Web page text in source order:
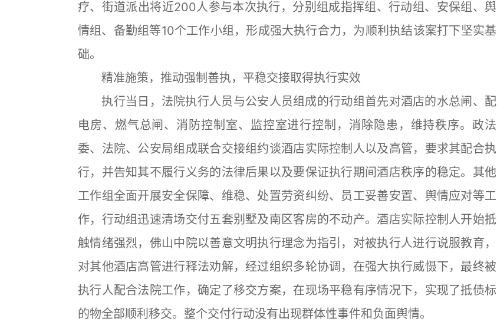
疗、街道派出将近200人参与本次执行，分别组成指挥组、行动组、安保组、舆
情组、备勤组等10个工作小组，形成强大执行合力，为顺利执结该案打下坚实基
础。
精准施策，推动强制善执，平稳交接取得执行实效
执行当日，法院执行人员与公安人员组成的行动组首先对酒店的水总闸、配
电房、燃气总闸、消防控制室、监控室进行控制，消除隐患，维持秩序。政法
委、法院、公安局组成联合交接组约谈酒店实际控制人以及高管，要求其配合执
行，并告知其不履行义务的法律后果以及要保证执行期间酒店秩序的稳定。其他
工作组全面开展安全保障、维稳、处置劳资纠纷、员工妥善安置、舆情应对等工
作，行动组迅速清场交付五套别墅及南区客房的不动产。酒店实际控制人开始抵
触情绪强烈，佛山中院以善意文明执行理念为指引，对被执行人进行说服教育，
对其他酒店高管进行释法劝解，经过组织多轮协调，在强大执行威慑下，最终被
执行人配合法院工作，确定了移交方案，在现场平稳有序情况下，实现了抵债标
的物全部顺利移交。整个交付行动没有出现群体性事件和负面舆情。